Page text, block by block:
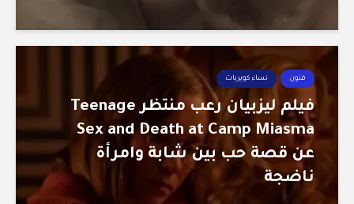
فنون نساء كويريات
فيلم ليزبيان رعب منتظر Teenage
Sex and Death at Camp Miasma
عن قصة حب بين شابة وامرأة
ناضجة